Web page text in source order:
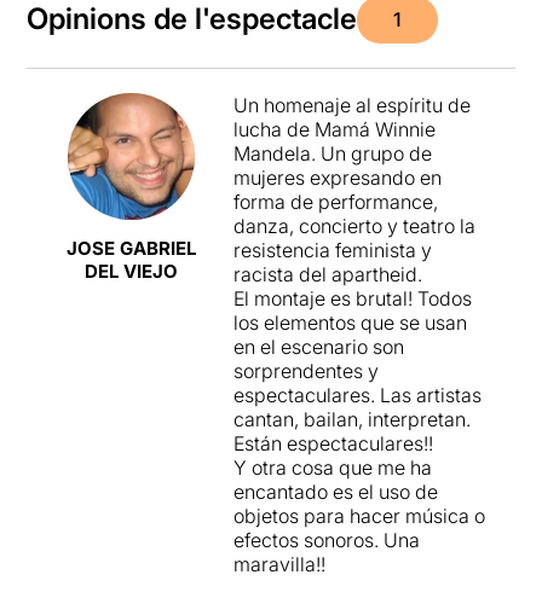
Opinions de l'espectacle 1
JOSE GABRIEL
DEL VIEJO
Un homenaje al espíritu de
lucha de Mamá Winnie
Mandela. Un grupo de
mujeres expresando en
forma de performance,
danza, concierto y teatro la
resistencia feminista y
racista del apartheid.
El montaje es brutal! Todos
los elementos que se usan
en el escenario son
sorprendentes y
espectaculares. Las artistas
cantan, bailan, interpretan.
Están espectaculares!!
Y otra cosa que me ha
encantado es el uso de
objetos para hacer música o
efectos sonoros. Una
maravilla!!